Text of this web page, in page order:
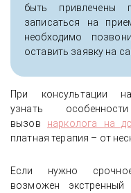
быть привлечены
записаться на
необходимо
оставить заявку на
При консультации
узнать
вызов нарколога на
платная терапия – от
Если нужно срочное
возможен